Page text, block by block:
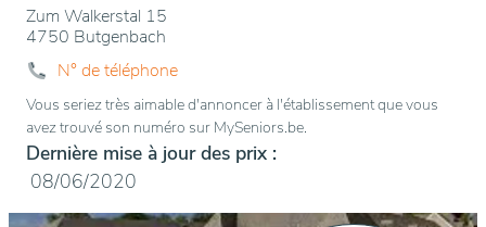
Zum Walkerstal 15
4750 Butgenbach
N° de téléphone
Vous seriez très aimable d'annoncer à l'établissement que vous
avez trouvé son numéro sur MySeniors.be.
Dernière mise à jour des prix :
08/06/2020